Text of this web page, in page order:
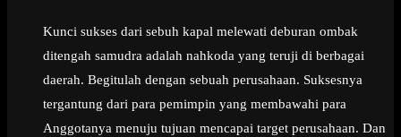
Kunci sukses dari sebuh kapal melewati deburan ombak
ditengah samudra adalah nahkoda yang teruji di berbagai
daerah. Begitulah dengan sebuah perusahaan. Suksesnya
tergantung dari para pemimpin yang membawahi para
Anggotanya menuju tujuan mencapai target perusahaan. Dan